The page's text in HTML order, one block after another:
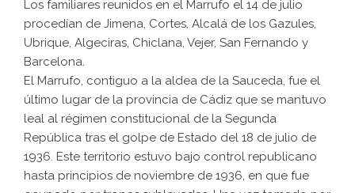
Los familiares reunidos en el Marrufo el 14 de julio
procedían de Jimena, Cortes, Alcalá de los Gazules,
Ubrique, Algeciras, Chiclana, Vejer, San Fernando y
Barcelona.
El Marrufo, contiguo a la aldea de la Sauceda, fue el
último lugar de la provincia de Cádiz que se mantuvo
leal al régimen constitucional de la Segunda
República tras el golpe de Estado del 18 de julio de
1936. Este territorio estuvo bajo control republicano
hasta principios de noviembre de 1936, en que fue